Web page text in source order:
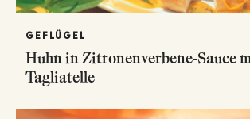
GEFLÜGEL
Huhn in Zitronenverbene-Sauce
Tagliatelle